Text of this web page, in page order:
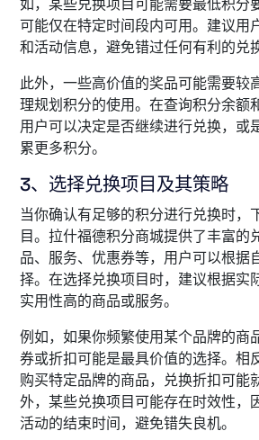
如，某些兑换项目可能需要最低积分
可能仅在特定时间段内可用。建议用
和活动信息，避免错过任何有利的兑
此外，一些高价值的奖品可能需要较
理规划积分的使用。在查询积分余额
用户可以决定是否继续进行兑换，或
累更多积分。
3、选择兑换项目及其策略
当你确认有足够的积分进行兑换时，
目。拉什福德积分商城提供了丰富的
品、服务、优惠券等，用户可以根据
择。在选择兑换项目时，建议根据实
实用性高的商品或服务。
例如，如果你频繁使用某个品牌的商
券或折扣可能是最具价值的选择。相
购买特定品牌的商品，兑换折扣可能
外，某些兑换项目可能存在时效性，
活动的结束时间，避免错失良机。